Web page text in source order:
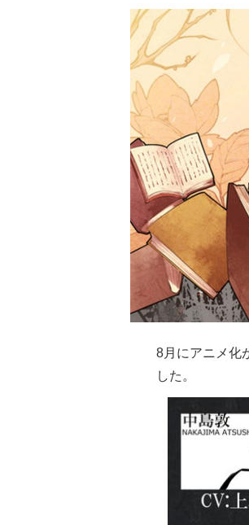
8月にアニメ化
した。